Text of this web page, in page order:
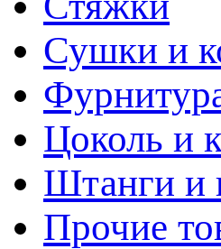
Сушки и
Цоколь и
Штанги и
Прочие